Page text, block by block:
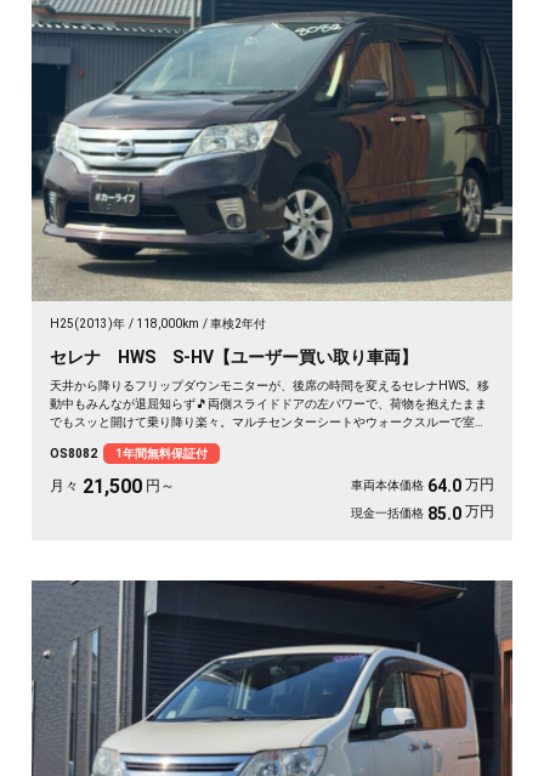
H25(2013)年 118,000km 車検2年付
セレナ HWS S-HV【ユーザー買い取り車両】
天井から降りるフリップダウンモニターが、後席の時間を変えるセレナHWS。移
動中もみんなが退屈知らず🎵両側スライドドアの左パワーで、荷物を抱えたまま
でもスッと開けて乗り降り楽々。マルチセンターシートやウォークスルーで室内
ごと1年保証付でどうぞ🚗✨💫👍
OS8082 1年間無料保証付
月々 21,500 円～ 車両本体価格 64.0 万円
現金一括価格 85.0 万円